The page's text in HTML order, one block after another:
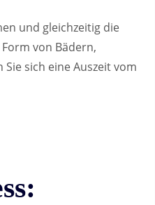
und gleichzeitig die
von Bädern,
sich eine Auszeit vom